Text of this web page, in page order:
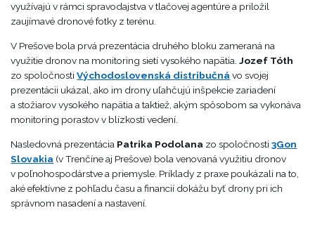
využívajú v rámci spravodajstva v tlačovej agentúre a priložil
zaujímavé dronové fotky z terénu.
V Prešove bola prvá prezentácia druhého bloku zameraná na
využitie dronov na monitoring sietí vysokého napätia.Jozef Tóth
zo spoločnostiVýchodoslovenská distribučná vo svojej
prezentácii ukázal, ako im drony uľahčujú inšpekcie zariadení
a stožiarov vysokého napätia a taktiež, akým spôsobom sa vykonáva
monitoring porastov v blízkosti vedení.
Nasledovná prezentácia Patrika Podolana zo spoločnosti3Gon
Slovakia (v Trenčíne aj Prešove) bola venovaná využitiu dronov
v poľnohospodárstve a priemysle. Príklady z praxe poukázali na to,
aké efektívne z pohľadu času a financií dokážu byť drony pri ich
správnom nasadení a nastavení.